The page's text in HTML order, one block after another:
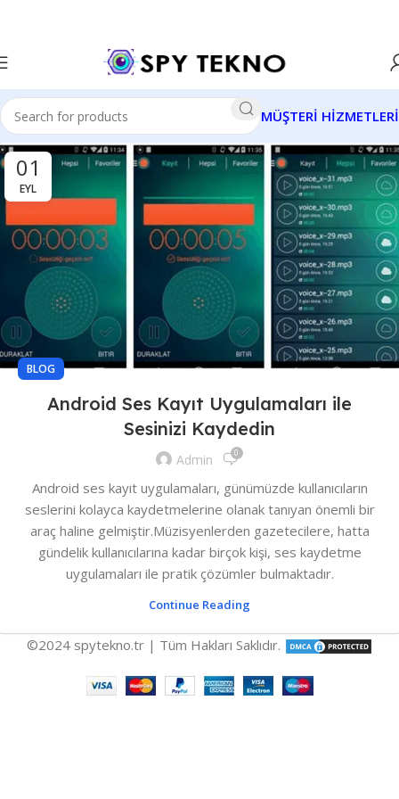
MÜŞTERİ HİZMETLERİ
01
EYL
BLOG
Android Ses Kayıt Uygulamaları ile
Sesinizi Kaydedin
Admin 0
Android ses kayıt uygulamaları, günümüzde kullanıcıların
seslerini kolayca kaydetmelerine olanak tanıyan önemli bir
araç haline gelmiştir.Müzisyenlerden gazetecilere, hatta
gündelik kullanıcılarına kadar birçok kişi, ses kaydetme
uygulamaları ile pratik çözümler bulmaktadır.
Continue Reading
©2024 spytekno.tr | Tüm Hakları Saklıdır.